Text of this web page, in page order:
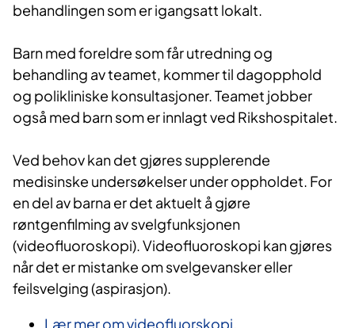
behandlingen som er igangsatt lokalt.
Barn med foreldre som får utredning og
behandling av teamet, kommer til dagopphold
og polikliniske konsultasjoner. Teamet jobber
også med barn som er innlagt ved Rikshospitalet.
Ved behov kan det gjøres supplerende
medisinske undersøkelser under oppholdet. For
en del av barna er det aktuelt å gjøre
røntgenfilming av svelgfunksjonen
(videofluoroskopi). Videofluoroskopi kan gjøres
når det er mistanke om svelgevansker eller
feilsvelging (aspirasjon).
Lær mer om videofluorskopi.